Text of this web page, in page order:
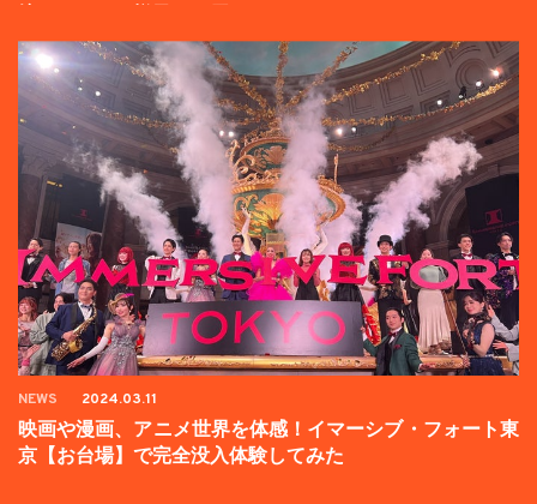
NEWS 2024.03.11
映画や漫画、アニメ世界を体感！イマーシブ・フォート東
京【お台場】で完全没入体験してみた